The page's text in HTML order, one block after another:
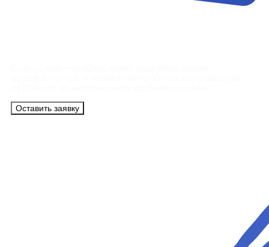
Оставить заявку